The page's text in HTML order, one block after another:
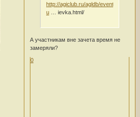
http://agiclub.ru/agldb/events/turnir-
u… ievka.html/
А участникам вне зачета время не
замеряли?
0